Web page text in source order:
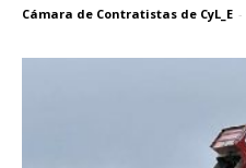
Cámara de Contratistas de CyL_E -